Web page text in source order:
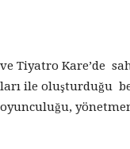
Tiyatro Kare’de
ile oluşturduğu